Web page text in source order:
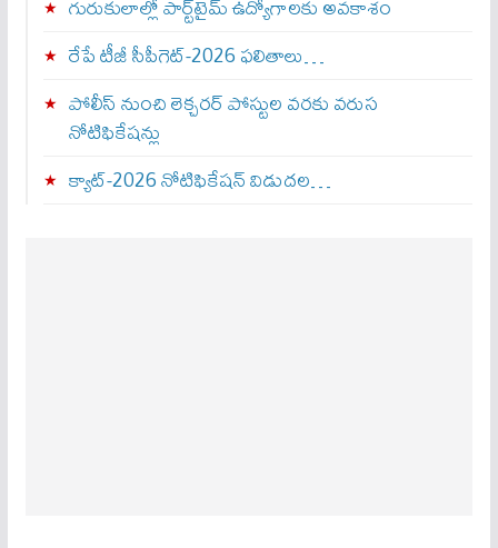
రేపే టీజీ సీపీగెట్‌-2026 ఫలితాలు…
పోలీస్ నుంచి లెక్చరర్ పోస్టుల వరకు వరుస
నోటిఫికేషన్లు
క్యాట్-2026 నోటిఫికేషన్ విడుదల…